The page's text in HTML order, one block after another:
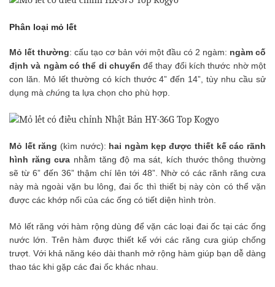
Phân loại mỏ lết
Mỏ lết thường: cấu tạo cơ bản với một đầu có 2 ngàm: ngàm cố
định và ngàm có thể di chuyểnđể thay đổi kích thước nhờ một
con lăn. Mỏ lết thường có kích thước 4” đến 14”, tùy nhu cầu sử
dụng mà chúng ta lựa chọn cho phù hợp.
Mỏ lết răng (kìm nước): hai ngàm kẹp được thiết kế các rãnh
hình răng cưa nhằm tăng độ ma sát, kích thước thông thường
sẽ từ 6” đến 36” thậm chí lên tới 48”. Nhờ có các rãnh răng cưa
này mà ngoài vặn bu lông, đai ốc thì thiết bị này còn có thể vặn
được các khớp nối của các ống có tiết diện hình tròn.
Mỏ lết răng với hàm rộng dùng để vặn các loại đai ốc tại các ống
nước lớn. Trên hàm được thiết kế với các răng cưa giúp chống
trượt. Với khả năng kéo dài thanh mở rộng hàm giúp bạn dễ dàng
thao tác khi gặp các đai ốc khác nhau.